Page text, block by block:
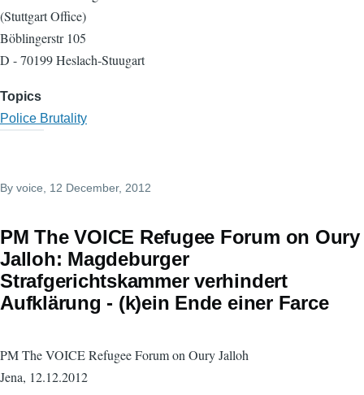
(Stuttgart Office)
Böblingerstr 105
D - 70199 Heslach-Stuugart
Topics
Police Brutality
By voice , 12 December, 2012
PM The VOICE Refugee Forum on Oury
Jalloh: Magdeburger
Strafgerichtskammer verhindert
Aufklärung - (k)ein Ende einer Farce
PM The VOICE Refugee Forum on Oury Jalloh
Jena, 12.12.2012